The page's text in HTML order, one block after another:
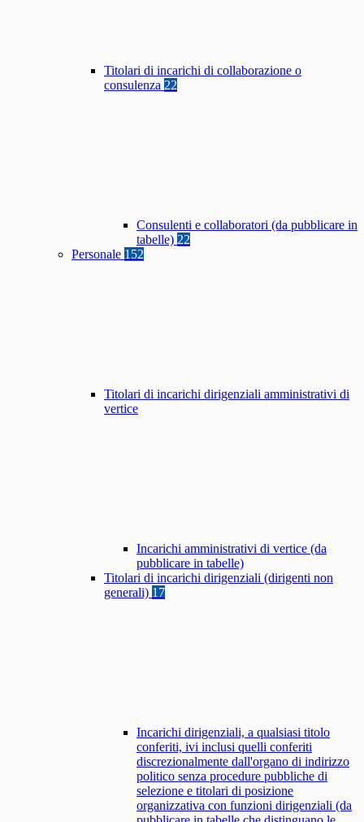
Titolari di incarichi di collaborazione o
consulenza 22
Consulenti e collaboratori (da pubblicare in
tabelle) 22
Personale 152
Titolari di incarichi dirigenziali amministrativi di
vertice
Incarichi amministrativi di vertice (da
pubblicare in tabelle)
Titolari di incarichi dirigenziali (dirigenti non
generali) 17
Incarichi dirigenziali, a qualsiasi titolo
conferiti, ivi inclusi quelli conferiti
discrezionalmente dall'organo di indirizzo
politico senza procedure pubbliche di
selezione e titolari di posizione
organizzativa con funzioni dirigenziali (da